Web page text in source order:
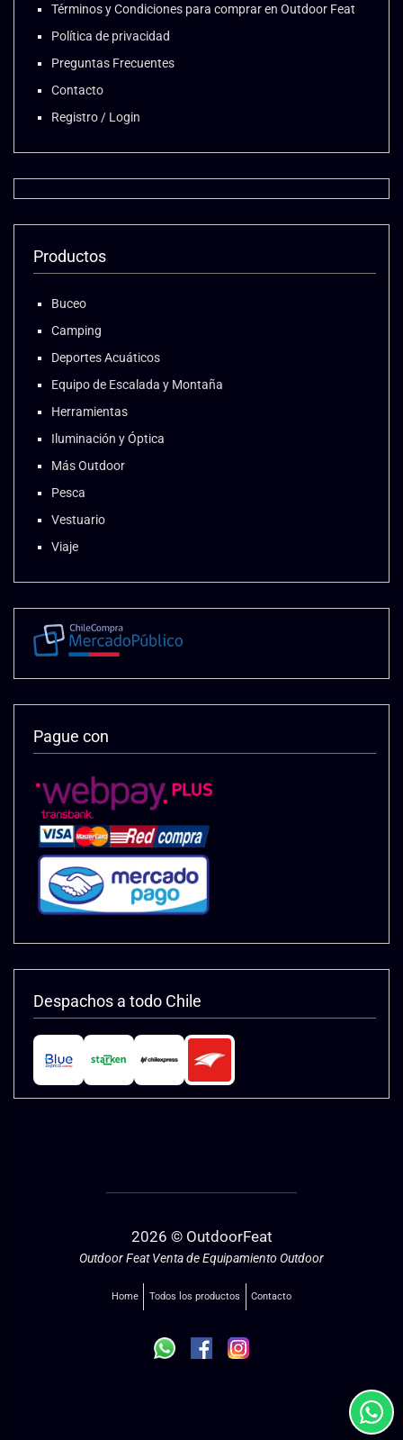
Términos y Condiciones para comprar en Outdoor Feat
Política de privacidad
Preguntas Frecuentes
Contacto
Registro / Login
Productos
Buceo
Camping
Deportes Acuáticos
Equipo de Escalada y Montaña
Herramientas
Iluminación y Óptica
Más Outdoor
Pesca
Vestuario
Viaje
Pague con
Despachos a todo Chile
2026 © OutdoorFeat
Outdoor Feat Venta de Equipamiento Outdoor
Home Todos los productos Contacto